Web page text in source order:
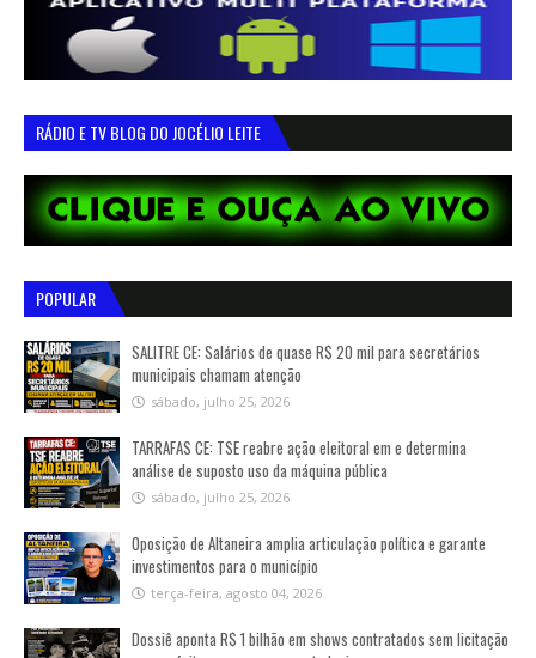
RÁDIO E TV BLOG DO JOCÉLIO LEITE
POPULAR
SALITRE CE: Salários de quase R$ 20 mil para secretários
municipais chamam atenção
sábado, julho 25, 2026
TARRAFAS CE: TSE reabre ação eleitoral em e determina
análise de suposto uso da máquina pública
sábado, julho 25, 2026
Oposição de Altaneira amplia articulação política e garante
investimentos para o município
terça-feira, agosto 04, 2026
Dossiê aponta R$ 1 bilhão em shows contratados sem licitação